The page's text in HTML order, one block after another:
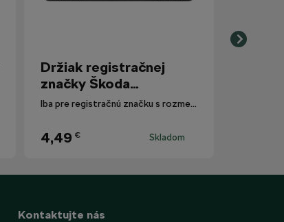
Držiak registračnej
značky Škoda
Motorsport
Iba pre registračnú značku s rozmermi 520 mm x 110 mm.
4,49 € Skladom
Kontaktujte nás